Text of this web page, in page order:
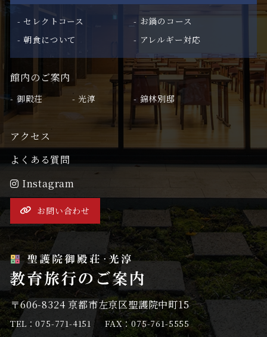
セレクトコース
お鍋のコース
朝食について
アレルギー対応
館内のご案内
御殿荘 光淳 錦林別邸
アクセス
よくある質問
Instagram
お問い合わせ
〒606-8324 京都市左京区聖護院中町15
TEL：075-771-4151 FAX：075-761-5555